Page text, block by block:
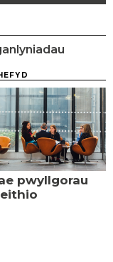
pwyllgorau